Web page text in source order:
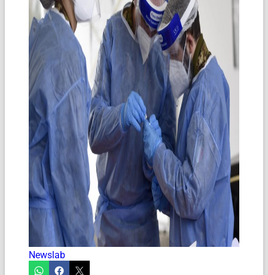
Newslab